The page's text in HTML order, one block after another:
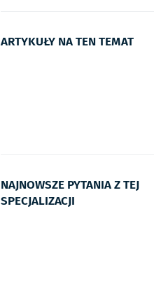
ARTYKUŁY NA TEN TEMAT
NAJNOWSZE PYTANIA Z TEJ
SPECJALIZACJI